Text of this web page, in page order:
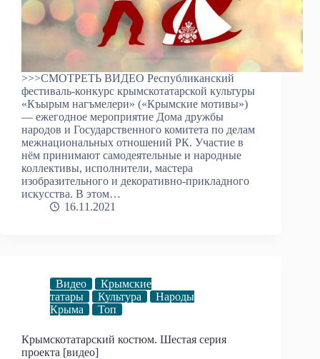
>>>СМОТРЕТЬ ВИДЕО Республиканский
фестиваль-конкурс крымскотатарской культуры
«Къырым нагъмелери» («Крымские мотивы»)
— ежегодное мероприятие Дома дружбы
народов и Государственного комитета по делам
межнациональных отношений РК. Участие в
нём принимают самодеятельные и народные
коллективы, исполнители, мастера
изобразительного и декоративно-прикладного
искусства. В этом…
16.11.2021
Видео
Крымские
татары
Культура
Народы
Крыма
Топ
Крымскотатарский костюм. Шестая серия
проекта [видео]